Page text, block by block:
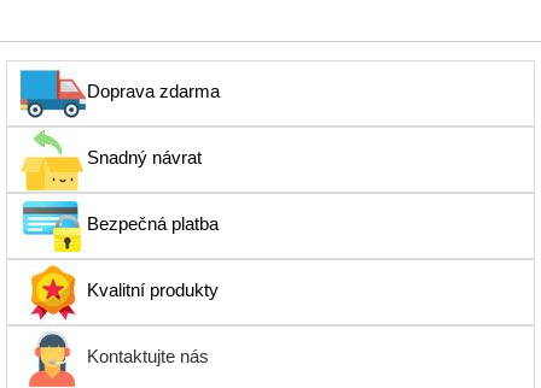
Doprava zdarma
Snadný návrat
Bezpečná platba
Kvalitní produkty
Kontaktujte nás